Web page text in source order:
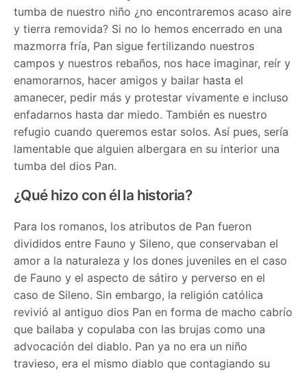
tumba de nuestro niño ¿no encontraremos acaso aire
y tierra removida? Si no lo hemos encerrado en una
mazmorra fría, Pan sigue fertilizando nuestros
campos y nuestros rebaños, nos hace imaginar, reír y
enamorarnos, hacer amigos y bailar hasta el
amanecer, pedir más y protestar vivamente e incluso
enfadarnos hasta dar miedo. También es nuestro
refugio cuando queremos estar solos. Así pues, sería
lamentable que alguien albergara en su interior una
tumba del dios Pan.
¿Qué hizo con él la historia?
Para los romanos, los atributos de Pan fueron
divididos entre Fauno y Sileno, que conservaban el
amor a la naturaleza y los dones juveniles en el caso
de Fauno y el aspecto de sátiro y perverso en el
caso de Sileno. Sin embargo, la religión católica
revivió al antiguo dios Pan en forma de macho cabrío
que bailaba y copulaba con las brujas como una
advocación del diablo. Pan ya no era un niño
travieso, era el mismo diablo que contagiando su